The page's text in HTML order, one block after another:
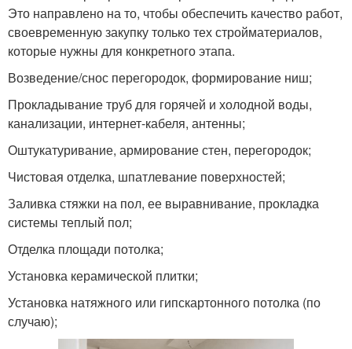
Это направлено на то, чтобы обеспечить качество работ,
своевременную закупку только тех стройматериалов,
которые нужны для конкретного этапа.
Возведение/снос перегородок, формирование ниш;
Прокладывание труб для горячей и холодной воды,
канализации, интернет-кабеля, антенны;
Оштукатуривание, армирование стен, перегородок;
Чистовая отделка, шпатлевание поверхностей;
Заливка стяжки на пол, ее выравнивание, прокладка
системы теплый пол;
Отделка площади потолка;
Установка керамической плитки;
Установка натяжного или гипскартонного потолка (по
случаю);